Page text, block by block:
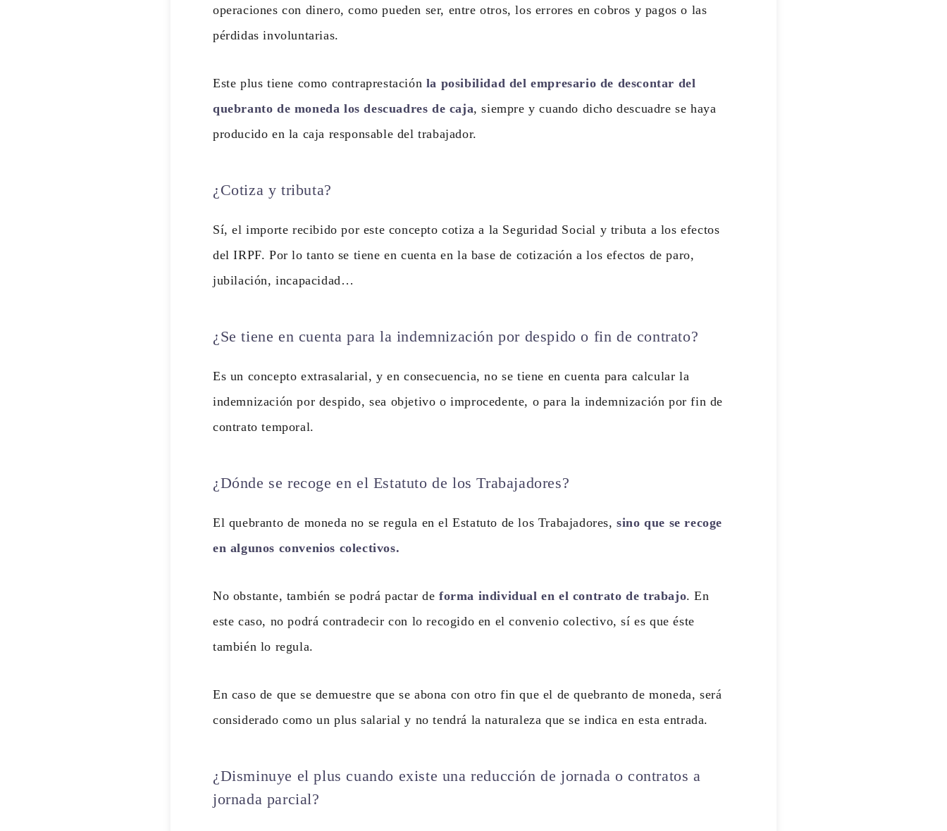
operaciones con dinero, como pueden ser, entre otros, los errores en cobros y pagos o las
pérdidas involuntarias.
Este plus tiene como contraprestación la posibilidad del empresario de descontar del
quebranto de moneda los descuadres de caja, siempre y cuando dicho descuadre se haya
producido en la caja responsable del trabajador.
¿Cotiza y tributa?
Sí, el importe recibido por este concepto cotiza a la Seguridad Social y tributa a los efectos
del IRPF. Por lo tanto se tiene en cuenta en la base de cotización a los efectos de paro,
jubilación, incapacidad…
¿Se tiene en cuenta para la indemnización por despido o fin de contrato?
Es un concepto extrasalarial, y en consecuencia, no se tiene en cuenta para calcular la
indemnización por despido, sea objetivo o improcedente, o para la indemnización por fin de
contrato temporal.
¿Dónde se recoge en el Estatuto de los Trabajadores?
El quebranto de moneda no se regula en el Estatuto de los Trabajadores,sino que se recoge
en algunos convenios colectivos.
No obstante, también se podrá pactar de forma individual en el contrato de trabajo. En
este caso, no podrá contradecir con lo recogido en el convenio colectivo, sí es que éste
también lo regula.
En caso de que se demuestre que se abona con otro fin que el de quebranto de moneda, será
considerado como un plus salarial y no tendrá la naturaleza que se indica en esta entrada.
¿Disminuye el plus cuando existe una reducción de jornada o contratos a
jornada parcial?